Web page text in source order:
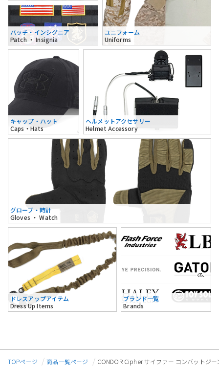
パッチ・インシグニア
Patch ・ Insignia
ユニフォーム
Uniforms
キャップ・ハット
Caps・Hats
ヘルメットアクセサリー
Helmet Accessory
グローブ・時計
Gloves ・ Watch
ドレスアップアイテム
Dress Up Items
ブランド一覧
Brands
TOPページ 商品一覧ページ
CONDOR Cipher サイファー コンバットジ